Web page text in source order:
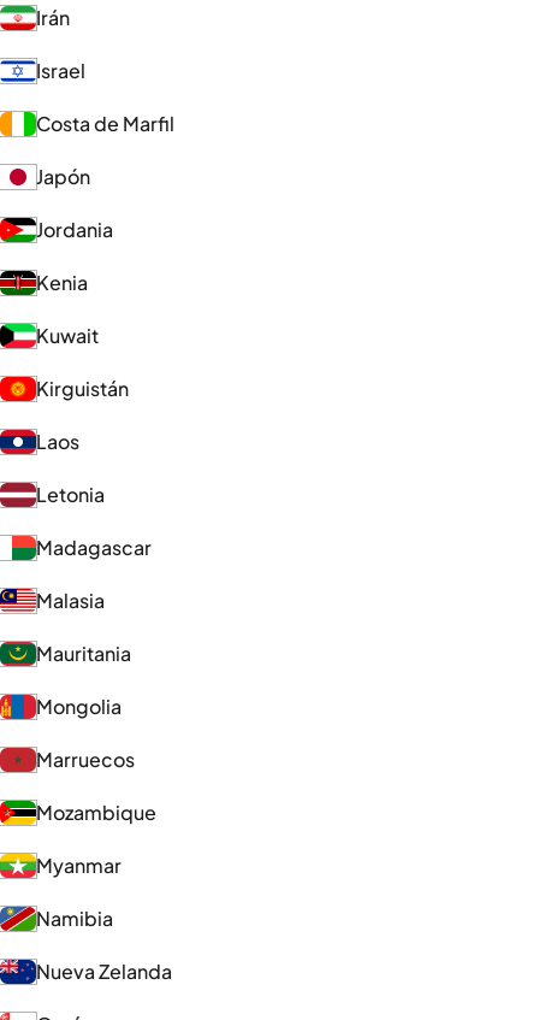
Irán
Israel
Costa de Marfil
Japón
Jordania
Kenia
Kuwait
Kirguistán
Laos
Letonia
Madagascar
Malasia
Mauritania
Mongolia
Marruecos
Mozambique
Myanmar
Namibia
Nueva Zelanda